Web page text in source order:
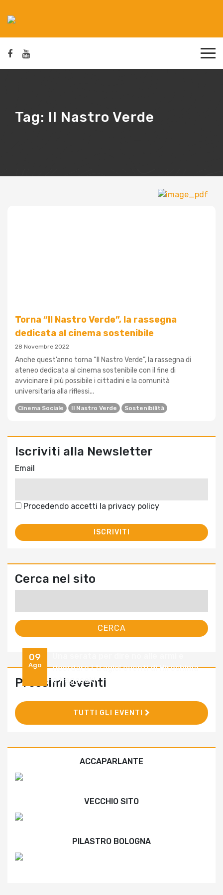
Tag: Il Nastro Verde
Torna “Il Nastro Verde”, la rassegna
dedicata al cinema sostenibile
28 Novembre 2022
Anche quest’anno torna “Il Nastro Verde”, la rassegna di
ateneo dedicata al cinema sostenibile con il fine di
avvicinare il più possibile i cittadini e la comunità
universitaria alla riflessi...
Cinema Sociale Il Nastro Verde Sostenibilità
Iscriviti alla Newsletter
Email
Procedendo accetti la privacy policy
Cerca nel sito
Prossimi eventi
09
Ago
ricordare i tragici eventi di Hiroshima
e Nagasaki
TUTTI GLI EVENTI
ACCAPARLANTE
VECCHIO SITO
PILASTRO BOLOGNA